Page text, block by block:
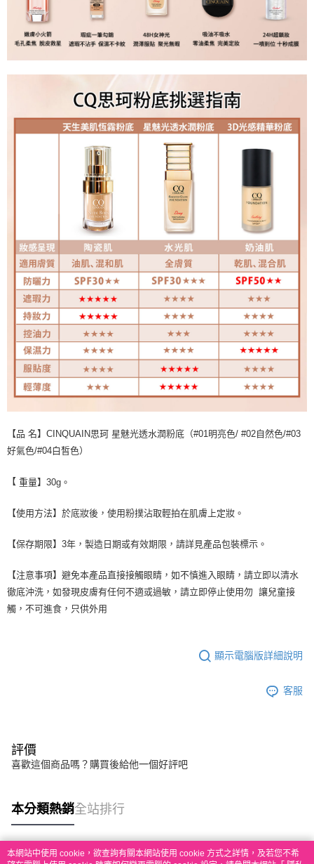
【品 名】CINQUAIN思珂 星魅光透水潤粉底（#01明亮色/ #02自然色/#03
好氣色/#04白皙色）
【 重量】30g。
【使用方法】於底妝後，使用粉撲沾取輕拍在肌膚上定妝。
【保存期限】3年，製造日期或有效期限，請詳見產品包裝標示。
【注意事項】避免本產品直接接觸眼睛，如不慎進入眼睛，請立即以清水
徹底沖洗，如發現皮膚有任何不適或過敏，請立即停止使用勿 讓兒童接
觸，不可進食，只供外用
顯示電腦版詳細說明
客服
評價
喜歡這個商品嗎？購買後給他一個好評吧
本分類熱銷全站排行
本網站中使用 cookie，欲查詢有關本網站使用 cookie 方式之詳情，及若您不希